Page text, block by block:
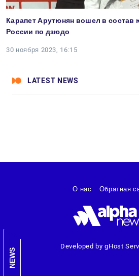
Карапет Арутюнян вошел в состав
России по дзюдо
30 ноября 2023, 16:15
LATEST NEWS
NEWS
Developed by gHost
О нас Обратная